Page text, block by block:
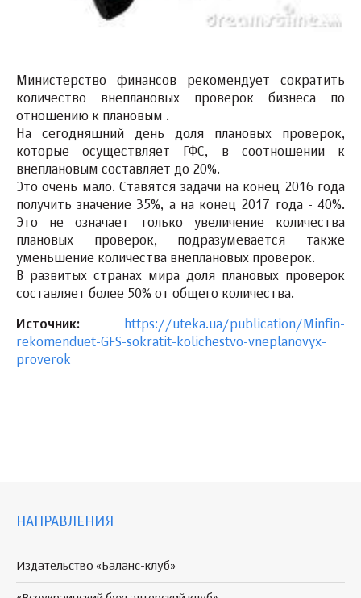
Министерство финансов рекомендует сократить
количество внеплановых проверок бизнеса по
отношению к плановым .
На сегодняшний день доля плановых проверок,
которые осуществляет ГФС, в соотношении к
внеплановым составляет до 20%.
Это очень мало. Ставятся задачи на конец 2016 года
получить значение 35%, а на конец 2017 года - 40%.
Это не означает только увеличение количества
плановых проверок, подразумевается также
уменьшение количества внеплановых проверок.
В развитых странах мира доля плановых проверок
составляет более 50% от общего количества.
Источник:
https://uteka.ua/publication/Minfin-
rekomenduet-GFS-sokratit-kolichestvo-vneplanovyx-
proverok
НАПРАВЛЕНИЯ
Издательство «Баланс-клуб»